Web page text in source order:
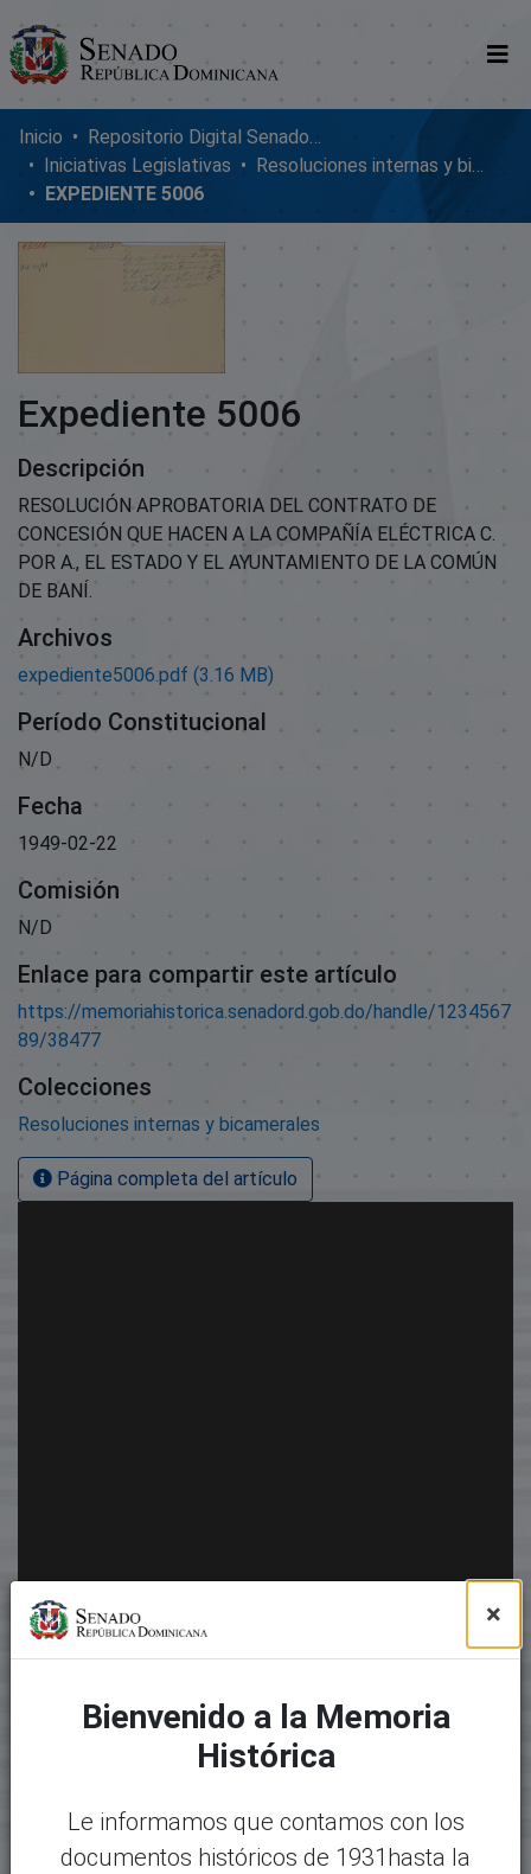
Comunidades
Glosario
Nosotros
Inicio
Repositorio Digital SenadoRD
Iniciativas Legislativas
Resoluciones internas y bicamerales
EXPEDIENTE 5006
Expediente 5006
Descripción
RESOLUCIÓN APROBATORIA DEL CONTRATO DE
CONCESIÓN QUE HACEN A LA COMPAÑÍA ELÉCTRICA C.
POR A., EL ESTADO Y EL AYUNTAMIENTO DE LA COMÚN
DE BANÍ.
Archivos
expediente5006.pdf (3.16 MB)
Período Constitucional
N/D
Fecha
1949-02-22
Comisión
N/D
Enlace para compartir este artículo
https://memoriahistorica.senadord.gob.do/handle/1234567
89/38477
Colecciones
Resoluciones internas y bicamerales
Página completa del artículo
×
Bienvenido a la Memoria
Histórica
Le informamos que contamos con los
documentos históricos de 1931hasta la